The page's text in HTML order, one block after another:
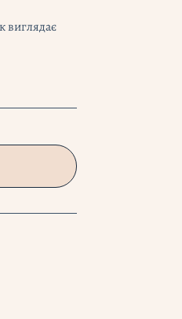
виглядає